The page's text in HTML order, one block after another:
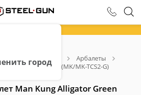
город
Арбалеты
Alligator Green (MK/MK-TCS2-G)
Man Kung Alligator Green